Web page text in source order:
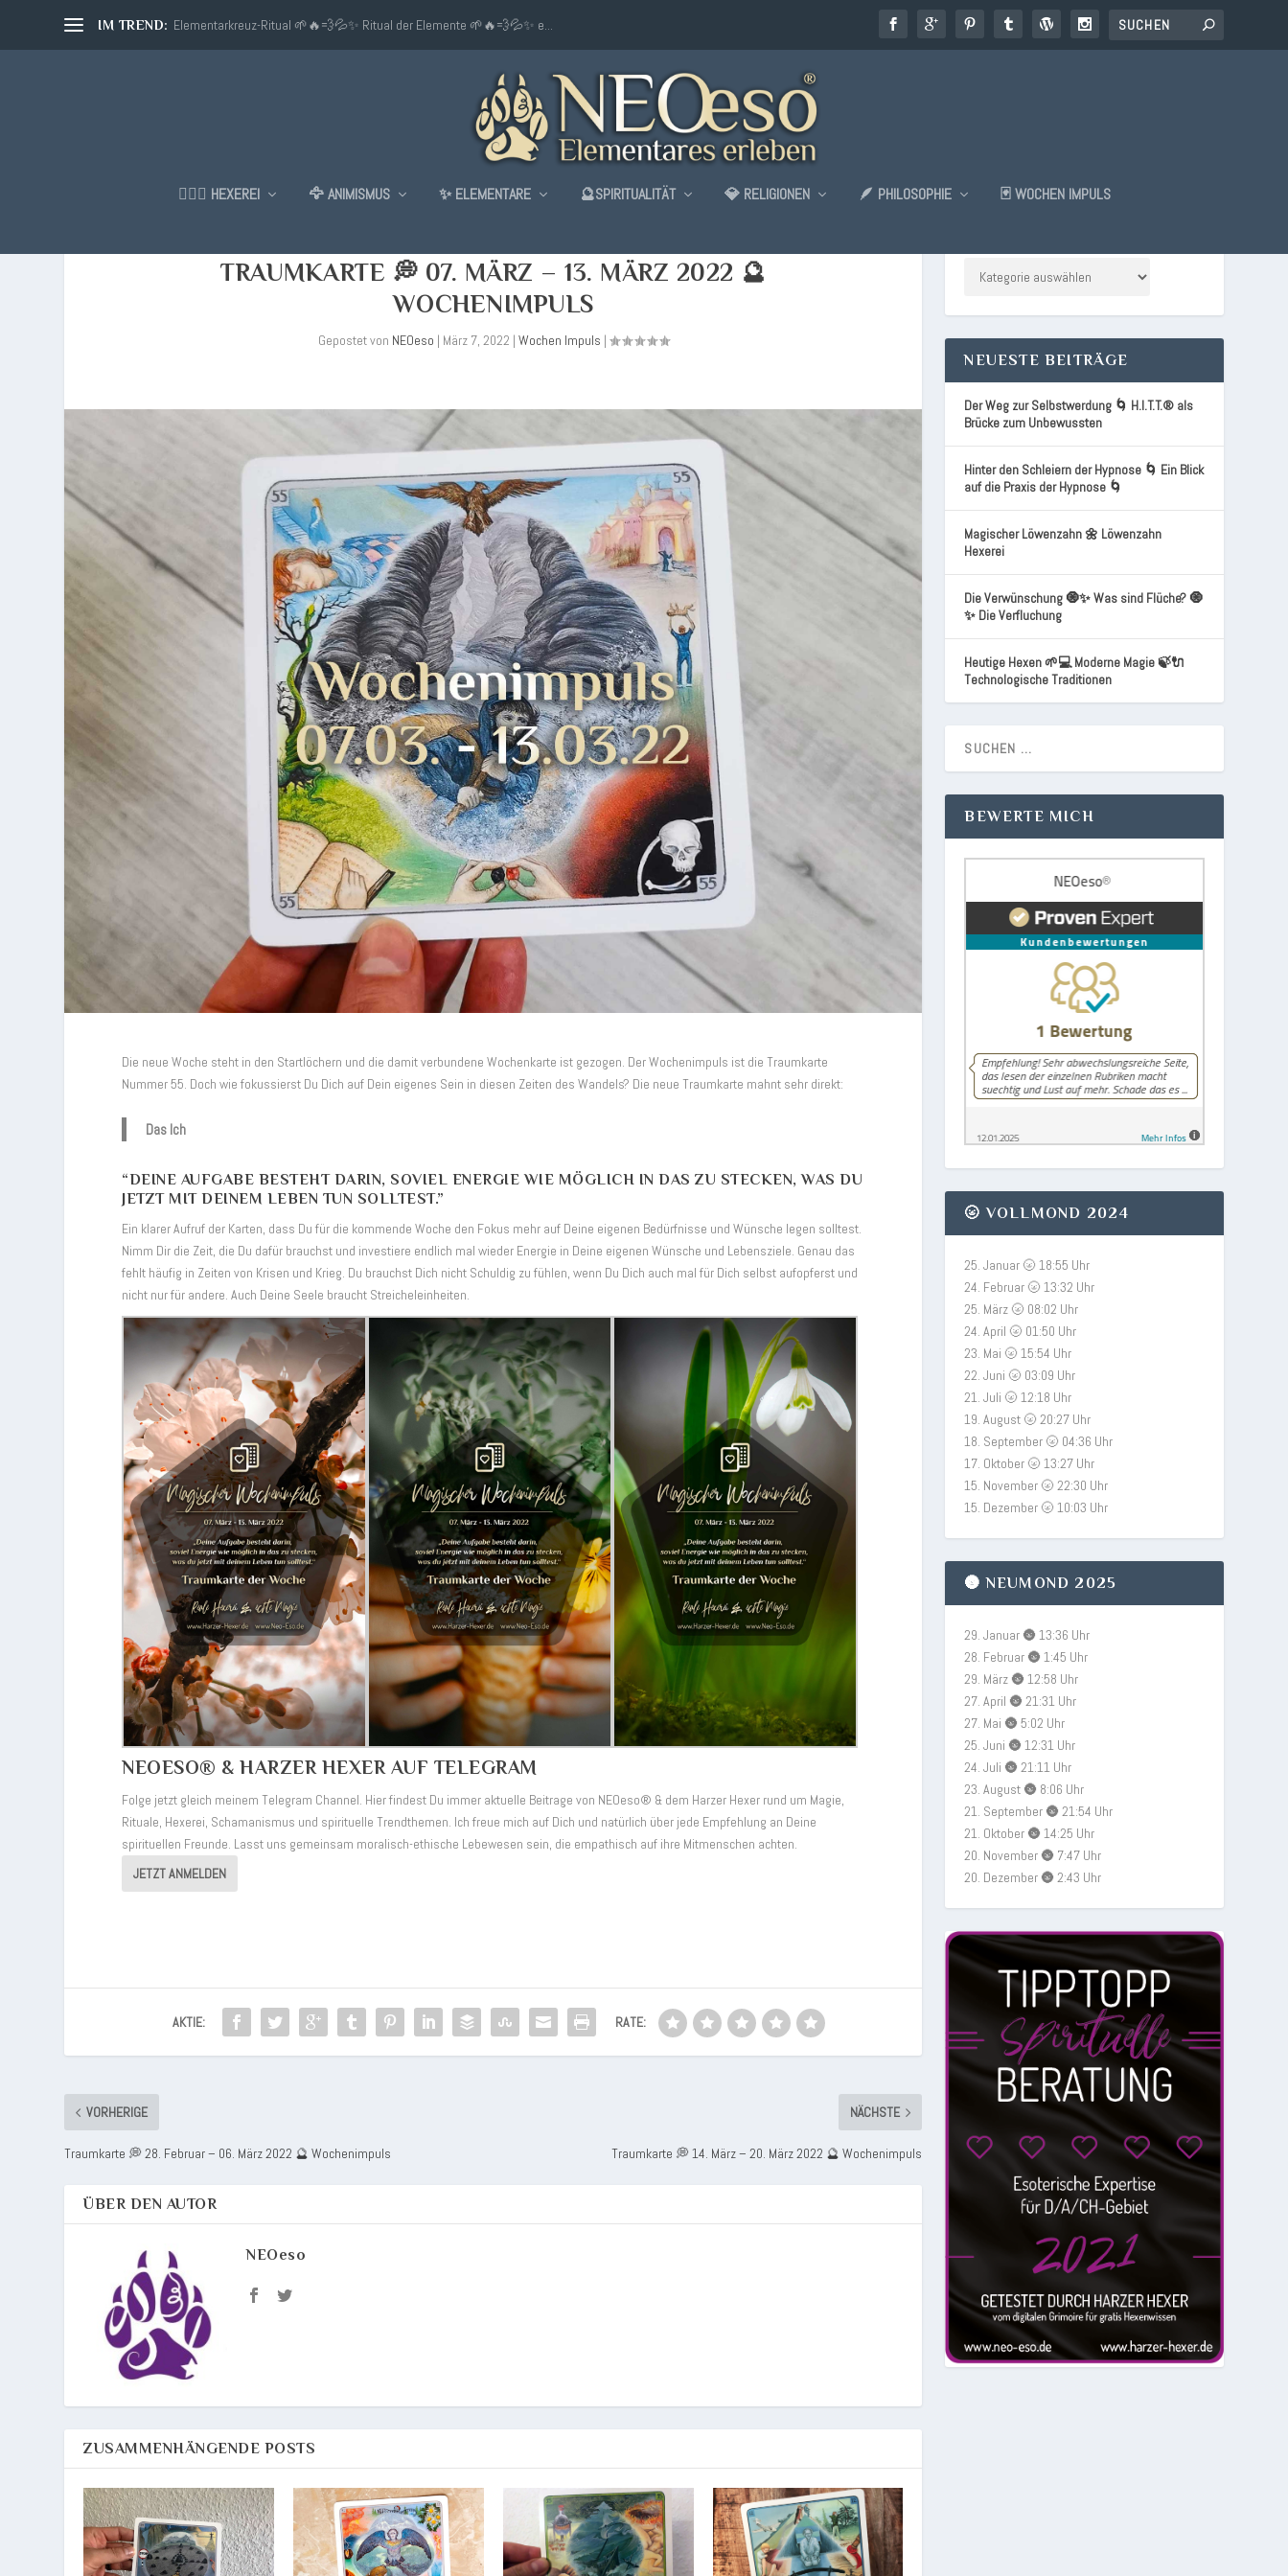
IM TREND: Elementarkreuz-Ritual 🌱🔥💨💦✨ Ritual der Elemente 🌱🔥💨💦✨ e...
🧙🏼‍♂️ HEXEREI 🦅 ANIMISMUS ✨ ELEMENTARE 🔮SPIRITUALITÄT 💎 RELIGIONEN 🪶 PHILOSOPHIE 🃏 WOCHEN IMPULS
TRAUMKARTE 💭 07. MÄRZ – 13. MÄRZ 2022 🔮
WOCHENIMPULS
Gepostet von NEOeso | März 7, 2022 | Wochen Impuls |
Die neue Woche steht in den Startlöchern und die damit verbundene Wochenkarte ist gezogen. Der Wochenimpuls ist die Traumkarte
Nummer 55. Doch wie fokussierst Du Dich auf Dein eigenes Sein in diesen Zeiten des Wandels? Die neue Traumkarte mahnt sehr direkt:
Das Ich
“DEINE AUFGABE BESTEHT DARIN, SOVIEL ENERGIE WIE MÖGLICH IN DAS ZU STECKEN, WAS DU
JETZT MIT DEINEM LEBEN TUN SOLLTEST.”
Ein klarer Aufruf der Karten, dass Du für die kommende Woche den Fokus mehr auf Deine eigenen Bedürfnisse und Wünsche legen solltest.
Nimm Dir die Zeit, die Du dafür brauchst und investiere endlich mal wieder Energie in Deine eigenen Wünsche und Lebensziele. Genau das
fehlt häufig in Zeiten von Krisen und Krieg. Du brauchst Dich nicht Schuldig zu fühlen, wenn Du Dich auch mal für Dich selbst aufopferst und
nicht nur für andere. Auch Deine Seele braucht Streicheleinheiten.
NEOESO® & HARZER HEXER AUF TELEGRAM
Folge jetzt gleich meinem Telegram Channel. Hier findest Du immer aktuelle Beitrage von NEOeso® & dem Harzer Hexer rund um Magie,
Rituale, Hexerei, Schamanismus und spirituelle Trendthemen. Ich freue mich auf Dich und natürlich über jede Empfehlung an Deine
spirituellen Freunde. Lasst uns gemeinsam moralisch-ethische Lebewesen sein, die empathisch auf ihre Mitmenschen achten.
JETZT ANMELDEN
AKTIE: RATE:
VORHERIGE
Traumkarte 💭 28. Februar – 06. März 2022 🔮 Wochenimpuls
NÄCHSTE
Traumkarte 💭 14. März – 20. März 2022 🔮 Wochenimpuls
ÜBER DEN AUTOR
NEOeso
ZUSAMMENHÄNGENDE POSTS
NEUESTE BEITRÄGE
Der Weg zur Selbstwerdung 🌀 H.I.T.T.® als
Brücke zum Unbewussten
Hinter den Schleiern der Hypnose 🌀 Ein Blick
auf die Praxis der Hypnose 🌀
Magischer Löwenzahn 🌼 Löwenzahn
Hexerei
Die Verwünschung 🧿✨ Was sind Flüche? 🧿
✨ Die Verfluchung
Heutige Hexen 🌱💻 Moderne Magie 🍃🔌
Technologische Traditionen
BEWERTE MICH
🌝 VOLLMOND 2024
25. Januar 🌝 18:55 Uhr
24. Februar 🌝 13:32 Uhr
25. März 🌝 08:02 Uhr
24. April 🌝 01:50 Uhr
23. Mai 🌝 15:54 Uhr
22. Juni 🌝 03:09 Uhr
21. Juli 🌝 12:18 Uhr
19. August 🌝 20:27 Uhr
18. September 🌝 04:36 Uhr
17. Oktober 🌝 13:27 Uhr
15. November 🌝 22:30 Uhr
15. Dezember 🌝 10:03 Uhr
🌚 NEUMOND 2025
29. Januar 🌚 13:36 Uhr
28. Februar 🌚 1:45 Uhr
29. März 🌚 12:58 Uhr
27. April 🌚 21:31 Uhr
27. Mai 🌚 5:02 Uhr
25. Juni 🌚 12:31 Uhr
24. Juli 🌚 21:11 Uhr
23. August 🌚 8:06 Uhr
21. September 🌚 21:54 Uhr
21. Oktober 🌚 14:25 Uhr
20. November 🌚 7:47 Uhr
20. Dezember 🌚 2:43 Uhr